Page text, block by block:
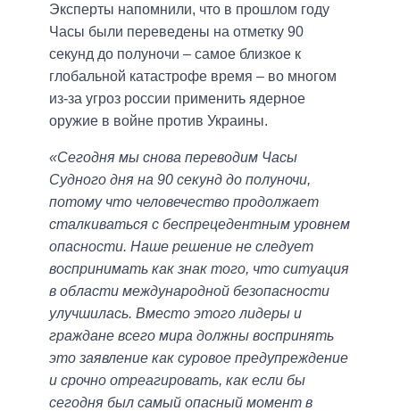
Эксперты напомнили, что в прошлом году
Часы были переведены на отметку 90
секунд до полуночи – самое близкое к
глобальной катастрофе время – во многом
из-за угроз россии применить ядерное
оружие в войне против Украины.
«Сегодня мы снова переводим Часы
Судного дня на 90 секунд до полуночи,
потому что человечество продолжает
сталкиваться с беспрецедентным уровнем
опасности. Наше решение не следует
воспринимать как знак того, что ситуация
в области международной безопасности
улучшилась. Вместо этого лидеры и
граждане всего мира должны воспринять
это заявление как суровое предупреждение
и срочно отреагировать, как если бы
сегодня был самый опасный момент в